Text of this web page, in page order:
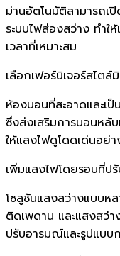
ม่านอัตโนมัติสามารถเ
ระบบไฟส่องสว่าง ทำใ
เวลาที่เหมาะสม
เลือกเฟอร์นิเจอร์สไตล์
ห้องนอนที่สะอาดและเ
ซึ่งส่งเสริมการนอนห
ให้แสงไฟดูโดดเด่นอย่
เพิ่มแสงไฟโดยรอบที่ป
โซลูชันแสงสว่างแบบห
ติดเพดาน และแสงสว่
ปรับอารมณ์และรูปแบบ